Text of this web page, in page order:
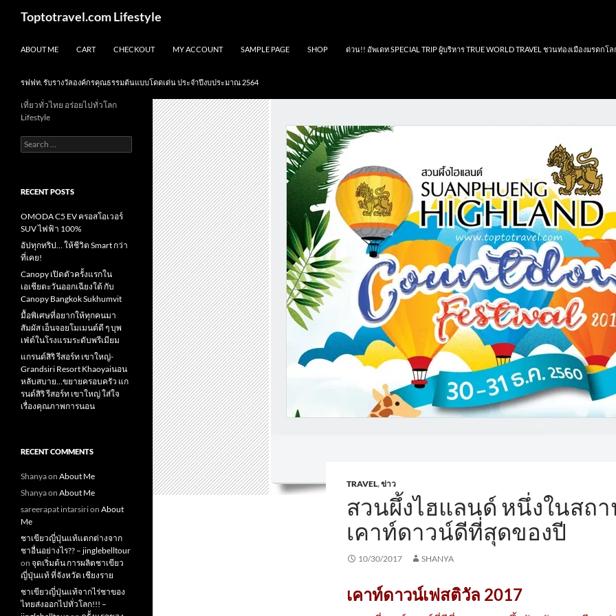
Toptotravel.com Lifestyle
ABOUT ME CART CHECKOUT MY ACCOUNT SAMPLE PAGE SHOP ด่วน!! อัพเดท SPECIAL TRIP ผู้บริหาร TRUE WORLD TRAVEL ชวนท่องเมืองมรดกโล
รฟฟท. รับรางวัลองค์กรคุณธรรมต้นแบบโดดเด่น ประจำปีงบประมาณ 2564
TRAVEL,ข่าว
สวนผึ้งไฮแลนด์ หนึ่งในสถ
เคาท์ดาวน์ดีที่สุดของปี
10/30/2017 SHANYA
เคาท์ดาวน์เฟสติวัล 2017
เที่ยวทั่วไทย อร่อยไปทั่วโลก
Lifestyle
Search
for:
RECENT POSTS
OMODA C5 EV ครอสโอเวอร์
SUV ไฟฟ้า 100%
อัปทุกทริป… ให้ชีวิต Smart กว่า
ที่เคย!
Canopy เปิดตัวครั้งแรกใน
เอเชียตะวันออกเฉียงใต้ กับ
Canopy Bangkok Sukhumvit
มื้อพิเศษที่อยากให้ทุกคนมา
สัมผัส เอ็นจอยโมเมนต์ดี ๆ บุพ
เฟ่ต์ในโรงแรมระดับพรีเมียม
แกรนด์สิริ​ รีสอร์ท​ เขาใหญ่​-
Grandsiri​ Resort​ Khaoyaiนอน
หลับสบาย…ขยายครอบครัว แก
รนด์สิริ รีสอร์ท เขาใหญ่ ใส่ใจ
เรื่องคุณภาพการนอน
RECENT COMMENTS
Shanyaon About Me
Shanyaon About Me
sareerapat intarsirion About
Me
ชาเขียวญี่ปุ่นแท้แตกต่างจาก
ชาอื่นอย่างไร?? – jinglebelltour
on จุดเริ่มต้น การผลิตชาเขียว
ญี่ปุ่นแท้ ที่จังหวัด เชียงราย
ชาเขียวญี่ปุ่นแท้จากไร่ชาของ
ไทยส่งออกไปทั่วโลก!!! –